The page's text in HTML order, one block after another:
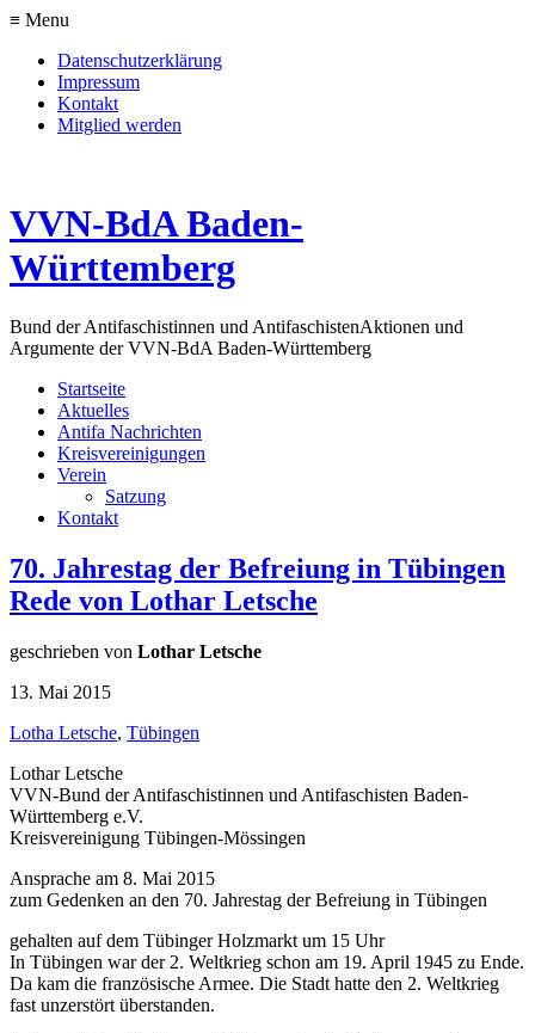
≡ Menu
Datenschutzerklärung
Impressum
Kontakt
Mitglied werden
VVN-BdA Baden-
Württemberg
Bund der Antifaschistinnen und AntifaschistenAktionen und
Argumente der VVN-BdA Baden-Württemberg
Startseite
Aktuelles
Antifa Nachrichten
Kreisvereinigungen
Verein
Satzung
Kontakt
70. Jahrestag der Befreiung in Tübingen
Rede von Lothar Letsche
geschrieben von Lothar Letsche
13. Mai 2015
Lotha Letsche, Tübingen
Lothar Letsche
VVN-Bund der Antifaschistinnen und Antifaschisten Baden-
Württemberg e.V.
Kreisvereinigung Tübingen-Mössingen
Ansprache am 8. Mai 2015
zum Gedenken an den 70. Jahrestag der Befreiung in Tübingen
gehalten auf dem Tübinger Holzmarkt um 15 Uhr
In Tübingen war der 2. Weltkrieg schon am 19. April 1945 zu Ende.
Da kam die französische Armee. Die Stadt hatte den 2. Weltkrieg
fast unzerstört überstanden.